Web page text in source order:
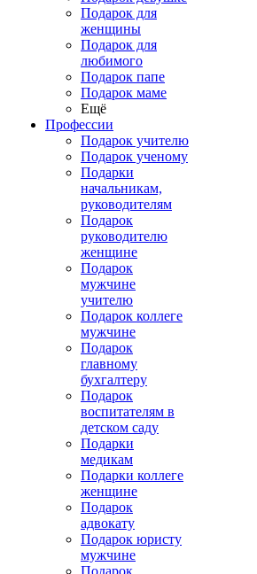
Подарок для
женщины
Подарок для
любимого
Подарок папе
Подарок маме
Ещё
Профессии
Подарок учителю
Подарок ученому
Подарки
начальникам,
руководителям
Подарок
руководителю
женщине
Подарок
мужчине
учителю
Подарок коллеге
мужчине
Подарок
главному
бухгалтеру
Подарок
воспитателям в
детском саду
Подарки
медикам
Подарки коллеге
женщине
Подарок
адвокату
Подарок юристу
мужчине
Подарок